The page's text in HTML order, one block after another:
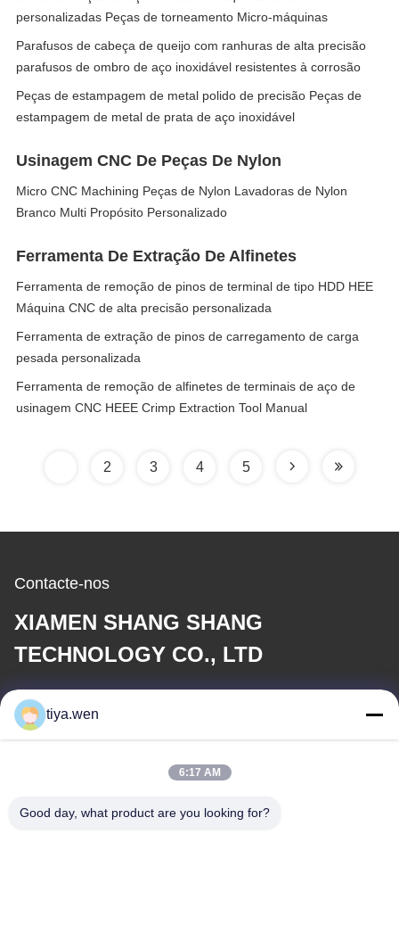
personalizadas Peças de torneamento Micro-máquinas
Parafusos de cabeça de queijo com ranhuras de alta precisão
parafusos de ombro de aço inoxidável resistentes à corrosão
Peças de estampagem de metal polido de precisão Peças de
estampagem de metal de prata de aço inoxidável
Usinagem CNC De Peças De Nylon
Micro CNC Machining Peças de Nylon Lavadoras de Nylon
Branco Multi Propósito Personalizado
Ferramenta De Extração De Alfinetes
Ferramenta de remoção de pinos de terminal de tipo HDD HEE
Máquina CNC de alta precisão personalizada
Ferramenta de extração de pinos de carregamento de carga
pesada personalizada
Ferramenta de remoção de alfinetes de terminais de aço de
usinagem CNC HEEE Crimp Extraction Tool Manual
2 3 4 5
Contacte-nos
XIAMEN SHANG SHANG
TECHNOLOGY CO., LTD
E-mail
286533110@qq.com
O nosso endereço
tiya.wen
6:17 AM
Good day, what product are you looking for?